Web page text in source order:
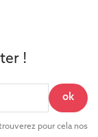
!
pour cela nos